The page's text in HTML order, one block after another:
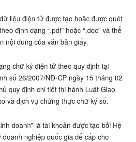
liệu điện tử được tạo hoặc được quét
định dạng “.pdf” hoặc “.doc” và thể
nội dung của văn bản giấy.
chữ ký điện tử theo quy định tại
số 26/2007/NĐ-CP ngày 15 tháng 02
quy định chi tiết thi hành Luật Giao
và dịch vụ chứng thực chữ ký số.
doanh” là tài khoản được tạo bởi Hệ
nghiệp quốc gia để cấp cho